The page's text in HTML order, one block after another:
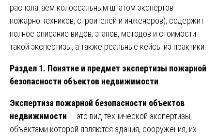
располагаем колоссальным штатом экспертов-
пожарно-техников, строителей и инженеров), содержит
полное описание видов, этапов, методов и стоимости
такой экспертизы, а также реальные кейсы из практики.
Раздел 1. Понятие и предмет экспертизы пожарной
безопасности объектов недвижимости
Экспертиза пожарной безопасности объектов
недвижимости — это вид технической экспертизы,
объектами которой являются здания, сооружения, их